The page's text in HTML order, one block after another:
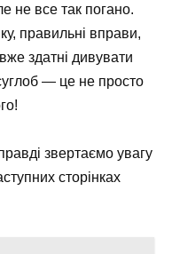
не все так погано.
правильні вправи,
здатні дивувати
— це не просто
звертаємо увагу
сторінках